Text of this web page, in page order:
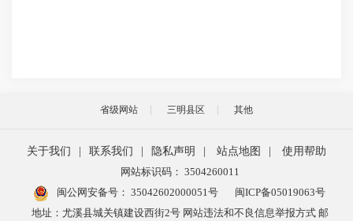
省级网站 三明县区 其他
关于我们 联系我们 隐私声明 站点地图
使用帮助
网站标识码： 3504260011
闽公网安备号： 35042602000051号
闽ICP备05019063号
地址：尤溪县城关镇建设西街2号 网站违法和不良信息举报方式 邮